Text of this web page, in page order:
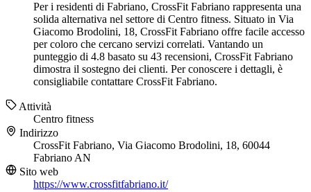
Per i residenti di Fabriano, CrossFit Fabriano rappresenta una
solida alternativa nel settore di Centro fitness. Situato in Via
Giacomo Brodolini, 18, CrossFit Fabriano offre facile accesso
per coloro che cercano servizi correlati. Vantando un
punteggio di 4.8 basato su 43 recensioni, CrossFit Fabriano
dimostra il sostegno dei clienti. Per conoscere i dettagli, è
consigliabile contattare CrossFit Fabriano.
Attività
Centro fitness
Indirizzo
CrossFit Fabriano, Via Giacomo Brodolini, 18, 60044
Fabriano AN
Sito web
https://www.crossfitfabriano.it/